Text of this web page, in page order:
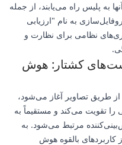
به پلیس راه می‌یابند، از جمله
به نام "ارزیابی
نظامی برای نظارت و
کشتار: هوش
طریق تصاویر آغاز می‌شود،
تقویت می‌کند و مستقیماً به
مرتبط می‌شود. به
بالقوه هوش